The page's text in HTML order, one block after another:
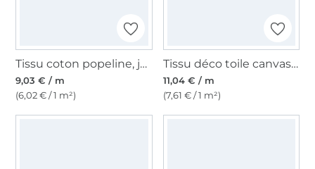
Tissu coton popeline, jaune citron
9,03 € / m
(6,02 € / 1 m²)
Tissu déco toile canvas uni, rouge
11,04 € / m
(7,61 € / 1 m²)